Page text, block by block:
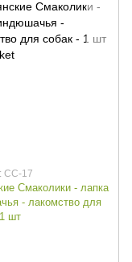
СС-17
Смаколики - лапка
- лакомство для
шт